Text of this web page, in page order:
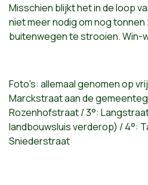
Misschien blijkt het in de loop
niet meer nodig om nog
buitenwegen te strooien. Win-
Foto's: allemaal genomen op
Marckstraat aan de
Rozenhofstraat / 3°:
landbouwsluis verderop) / 4°:
Sniederstraat